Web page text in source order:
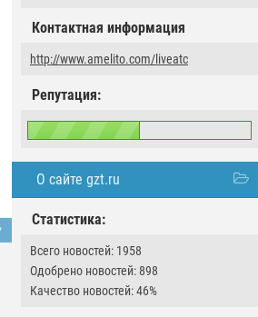
Контактная информация
http://www.amelito.com/liveatc
Репутация:
О сайте gzt.ru
Статистика:
Всего новостей: 1958
Одобрено новостей: 898
Качество новостей: 46%